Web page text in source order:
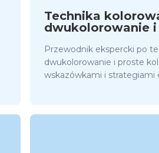
Technika
dwukolorowanie
Przewodnik ekspercki po
dwukolorowanie i proste
wskazówkami i strategiami